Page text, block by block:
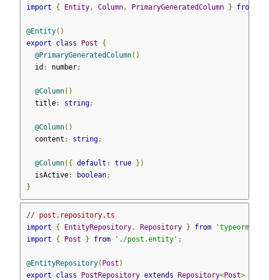
import
{ Entity, Column, PrimaryGeneratedColumn } from
@Entity()
export
class Post
{
@PrimaryGeneratedColumn()
  id
: number;
@Column()
  title
: string;
@Column()
  content
: string;
@Column({ default : true })
  isActive
: boolean;
}
// post.repository.ts
import
{ EntityRepository, Repository } from 'typeorm'
import
{ Post } from './post.entity' ;
@EntityRepository( Post )
export
class PostRepository extends Repository<Post>